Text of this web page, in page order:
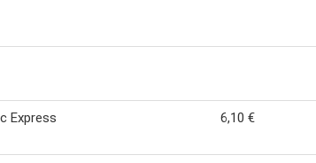
Express 6,10 €